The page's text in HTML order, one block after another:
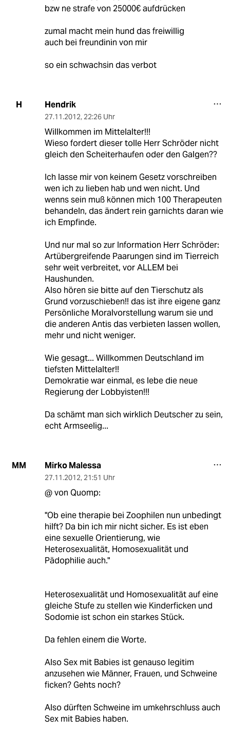
bzw ne strafe von 25000€ aufdrücken
zumal macht mein hund das freiwillig
auch bei freundinin von mir
so ein schwachsin das verbot
H Hendrik
27.11.2012, 22:26 Uhr
Willkommen im Mittelalter!!!
Wieso fordert dieser tolle Herr Schröder nicht
gleich den Scheiterhaufen oder den Galgen??
Ich lasse mir von keinem Gesetz vorschreiben
wen ich zu lieben hab und wen nicht. Und
wenns sein muß können mich 100 Therapeuten
behandeln, das ändert rein garnichts daran wie
ich Empfinde.
Und nur mal so zur Information Herr Schröder:
Artübergreifende Paarungen sind im Tierreich
sehr weit verbreitet, vor ALLEM bei
Haushunden.
Also hören sie bitte auf den Tierschutz als
Grund vorzuschieben!! das ist ihre eigene ganz
Persönliche Moralvorstellung warum sie und
die anderen Antis das verbieten lassen wollen,
mehr und nicht weniger.
Wie gesagt... Willkommen Deutschland im
tiefsten Mittelalter!!
Demokratie war einmal, es lebe die neue
Regierung der Lobbyisten!!!
Da schämt man sich wirklich Deutscher zu sein,
echt Armseelig...
MM Mirko Malessa
27.11.2012, 21:51 Uhr
@ von Quomp:
"Ob eine therapie bei Zoophilen nun unbedingt
hilft? Da bin ich mir nicht sicher. Es ist eben
eine sexuelle Orientierung, wie
Heterosexualität, Homosexualität und
Pädophilie auch."
Heterosexualität und Homosexualität auf eine
gleiche Stufe zu stellen wie Kinderficken und
Sodomie ist schon ein starkes Stück.
Da fehlen einem die Worte.
Also Sex mit Babies ist genauso legitim
anzusehen wie Männer, Frauen, und Schweine
ficken? Gehts noch?
Also dürften Schweine im umkehrschluss auch
Sex mit Babies haben.